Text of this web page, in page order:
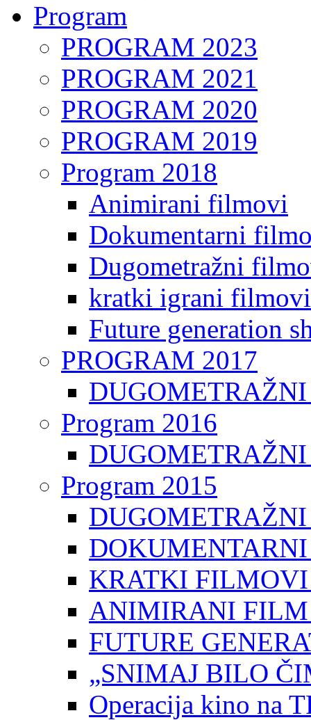
Program
PROGRAM 2023
PROGRAM 2021
PROGRAM 2020
PROGRAM 2019
Program 2018
Animirani filmovi
Dokumentarni
Dugometražni
kratki igrani filmovi
Future generation
PROGRAM 2017
Program 2016
Program 2015
KRATKI FILMOVI
ANIMIRANI FILM
FUTURE
„SNIMAJ BILO
Operacija kino na